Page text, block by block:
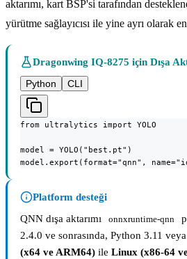
aktarımı, kart BSP'si tarafından
yürütme sağlayıcısı ile yine ayrı olarak
Dragonwing IQ-8275 için Dışa
Python
CLI
from ultralytics import YOLO
model = YOLO("best.pt")
model.export(format="qnn",
Platform desteği
QNN dışa aktarımı
onnxruntime-qnn
2.4.0 ve sonrasında, Python 3.11
(x64 ve ARM64) ile Linux (x86-64